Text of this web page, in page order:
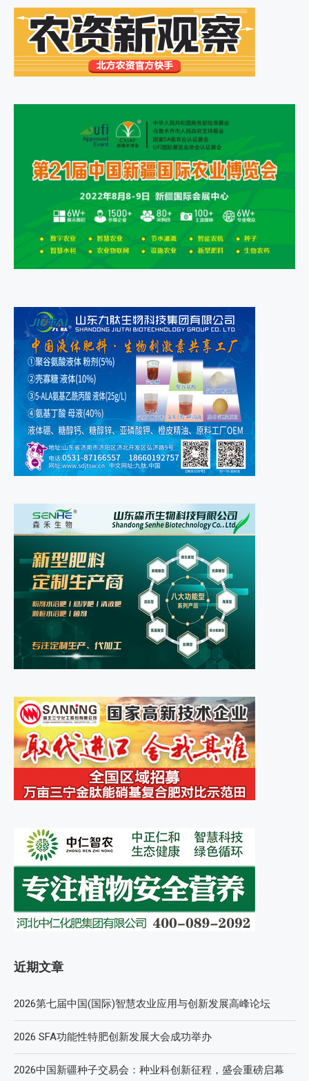
近期文章
2026第七届中国(国际)智慧农业应用与创新发展高峰论坛
2026 SFA功能性特肥创新发展大会成功举办
2026中国新疆种子交易会：种业科创新征程，盛会重磅启幕